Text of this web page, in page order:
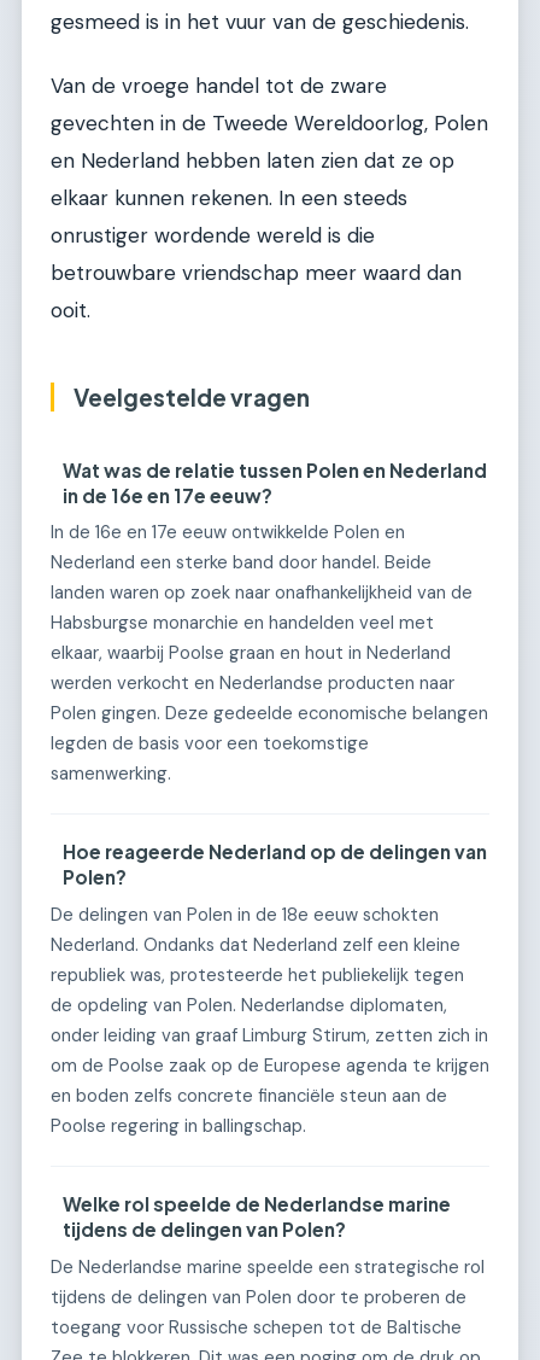
gesmeed is in het vuur van de geschiedenis.
Van de vroege handel tot de zware
gevechten in de Tweede Wereldoorlog, Polen
en Nederland hebben laten zien dat ze op
elkaar kunnen rekenen. In een steeds
onrustiger wordende wereld is die
betrouwbare vriendschap meer waard dan
ooit.
Veelgestelde vragen
Wat was de relatie tussen Polen en Nederland
in de 16e en 17e eeuw?
In de 16e en 17e eeuw ontwikkelde Polen en
Nederland een sterke band door handel. Beide
landen waren op zoek naar onafhankelijkheid van de
Habsburgse monarchie en handelden veel met
elkaar, waarbij Poolse graan en hout in Nederland
werden verkocht en Nederlandse producten naar
Polen gingen. Deze gedeelde economische belangen
legden de basis voor een toekomstige
samenwerking.
Hoe reageerde Nederland op de delingen van
Polen?
De delingen van Polen in de 18e eeuw schokten
Nederland. Ondanks dat Nederland zelf een kleine
republiek was, protesteerde het publiekelijk tegen
de opdeling van Polen. Nederlandse diplomaten,
onder leiding van graaf Limburg Stirum, zetten zich in
om de Poolse zaak op de Europese agenda te krijgen
en boden zelfs concrete financiële steun aan de
Poolse regering in ballingschap.
Welke rol speelde de Nederlandse marine
tijdens de delingen van Polen?
De Nederlandse marine speelde een strategische rol
tijdens de delingen van Polen door te proberen de
toegang voor Russische schepen tot de Baltische